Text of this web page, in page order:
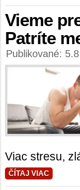
Vieme
Patríte
Publikované:
Viac stresu,
ČÍTAJ VIAC